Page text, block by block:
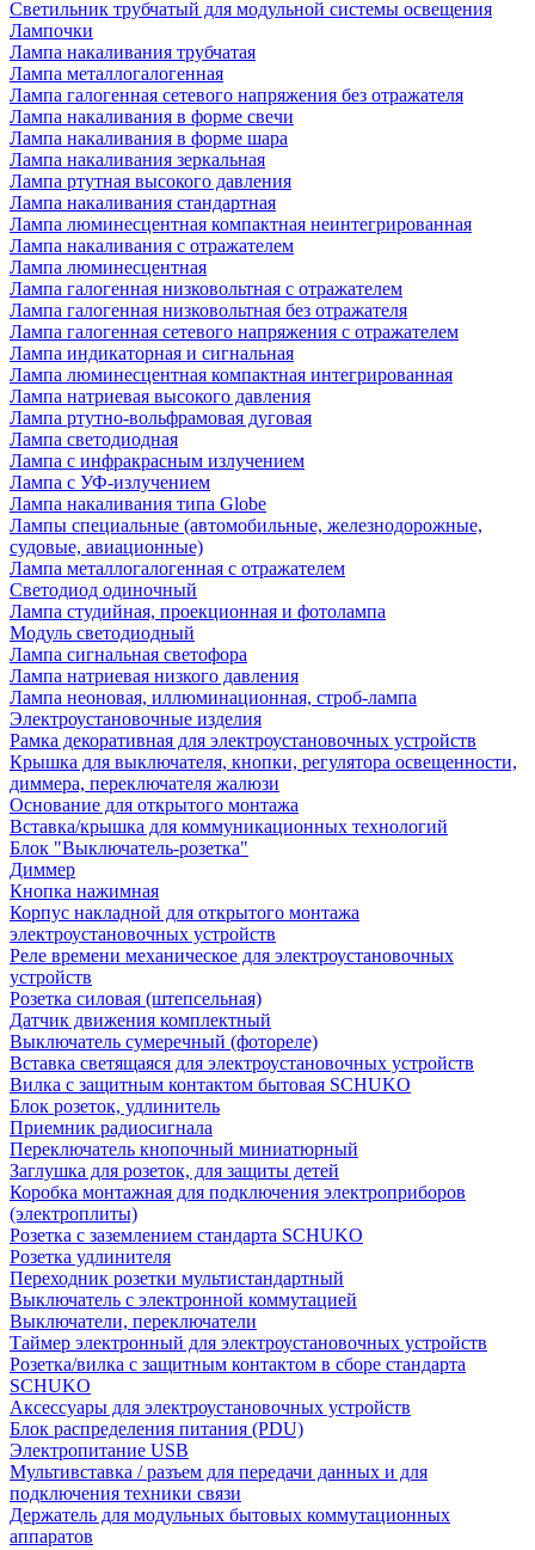
Светильник трубчатый для модульной системы освещения
Лампочки
Лампа накаливания трубчатая
Лампа металлогалогенная
Лампа галогенная сетевого напряжения без отражателя
Лампа накаливания в форме свечи
Лампа накаливания в форме шара
Лампа накаливания зеркальная
Лампа ртутная высокого давления
Лампа накаливания стандартная
Лампа люминесцентная компактная неинтегрированная
Лампа накаливания с отражателем
Лампа люминесцентная
Лампа галогенная низковольтная с отражателем
Лампа галогенная низковольтная без отражателя
Лампа галогенная сетевого напряжения с отражателем
Лампа индикаторная и сигнальная
Лампа люминесцентная компактная интегрированная
Лампа натриевая высокого давления
Лампа ртутно-вольфрамовая дуговая
Лампа светодиодная
Лампа с инфракрасным излучением
Лампа с УФ-излучением
Лампа накаливания типа Globe
Лампы специальные (автомобильные, железнодорожные,
судовые, авиационные)
Лампа металлогалогенная с отражателем
Светодиод одиночный
Лампа студийная, проекционная и фотолампа
Модуль светодиодный
Лампа сигнальная светофора
Лампа натриевая низкого давления
Лампа неоновая, иллюминационная, строб-лампа
Электроустановочные изделия
Рамка декоративная для электроустановочных устройств
Крышка для выключателя, кнопки, регулятора освещенности,
диммера, переключателя жалюзи
Основание для открытого монтажа
Вставка/крышка для коммуникационных технологий
Блок "Выключатель-розетка"
Диммер
Кнопка нажимная
Корпус накладной для открытого монтажа
электроустановочных устройств
Реле времени механическое для электроустановочных
устройств
Розетка силовая (штепсельная)
Датчик движения комплектный
Выключатель сумеречный (фотореле)
Вставка светящаяся для электроустановочных устройств
Вилка с защитным контактом бытовая SCHUKO
Блок розеток, удлинитель
Приемник радиосигнала
Переключатель кнопочный миниатюрный
Заглушка для розеток, для защиты детей
Коробка монтажная для подключения электроприборов
(электроплиты)
Розетка с заземлением стандарта SCHUKO
Розетка удлинителя
Переходник розетки мультистандартный
Выключатель с электронной коммутацией
Выключатели, переключатели
Таймер электронный для электроустановочных устройств
Розетка/вилка с защитным контактом в сборе стандарта
SCHUKO
Аксессуары для электроустановочных устройств
Блок распределения питания (PDU)
Электропитание USB
Мультивставка / разъем для передачи данных и для
подключения техники связи
Держатель для модульных бытовых коммутационных
аппаратов